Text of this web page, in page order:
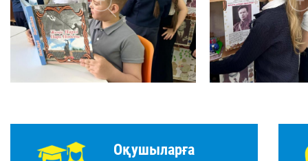
Оқушыларға